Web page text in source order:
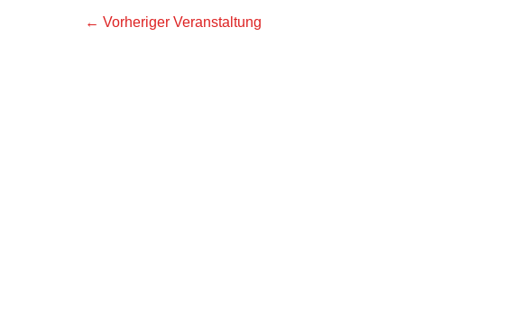
← Vorheriger Veranstaltung